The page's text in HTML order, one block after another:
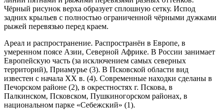
Чёрный рисунок верха образует сплошную сетку. Испод
задних крыльев с полностью ограниченной чёрными дужками
рыжей перевязью перед краем.
Ареал и распространение. Распространён в Европе, в
умеренном поясе Азии, Северной Африке. В России занимает
Европейскую часть (за исключе­нием самых северных
территорий), Приамурье (3). В Псковской области вид
известен с начала ХХ в. (4). Современные находки сделаны в
Печорском рай­оне (2), в окрестностях г. Пскова, в
Палкинском, Псковском, Пушкиногорском районах, в
националь­ном парке «Себежский» (1).